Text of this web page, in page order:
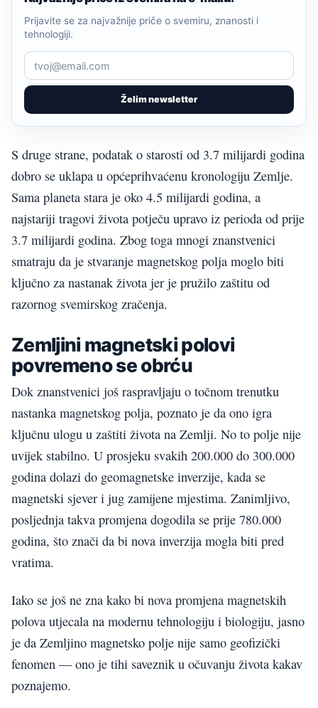
Želim newsletter
Prijavite se za najvažnije priče o svemiru, znanosti i
tehnologiji.
S druge strane, podatak o starosti od 3.7 milijardi godina
dobro se uklapa u općeprihvaćenu kronologiju Zemlje.
Sama planeta stara je oko 4.5 milijardi godina, a
najstariji tragovi života potječu upravo iz perioda od prije
3.7 milijardi godina. Zbog toga mnogi znanstvenici
smatraju da je stvaranje magnetskog polja moglo biti
ključno za nastanak života jer je pružilo zaštitu od
razornog svemirskog zračenja.
Zemljini magnetski polovi
povremeno se obrću
Dok znanstvenici još raspravljaju o točnom trenutku
nastanka magnetskog polja, poznato je da ono igra
ključnu ulogu u zaštiti života na Zemlji. No to polje nije
uvijek stabilno. U prosjeku svakih 200.000 do 300.000
godina dolazi do geomagnetske inverzije, kada se
magnetski sjever i jug zamijene mjestima. Zanimljivo,
posljednja takva promjena dogodila se prije 780.000
godina, što znači da bi nova inverzija mogla biti pred
vratima.
Iako se još ne zna kako bi nova promjena magnetskih
polova utjecala na modernu tehnologiju i biologiju, jasno
je da Zemljino magnetsko polje nije samo geofizički
fenomen — ono je tihi saveznik u očuvanju života kakav
poznajemo.